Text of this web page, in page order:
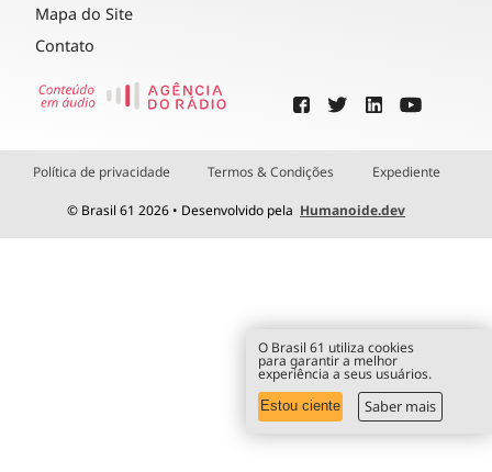
Mapa do Site
Contato
Política de privacidade Termos & Condições Expediente
© Brasil 61 2026 • Desenvolvido pela Humanoide.dev
O Brasil 61 utiliza cookies
para garantir a melhor
experiência a seus usuários.
Estou ciente Saber mais